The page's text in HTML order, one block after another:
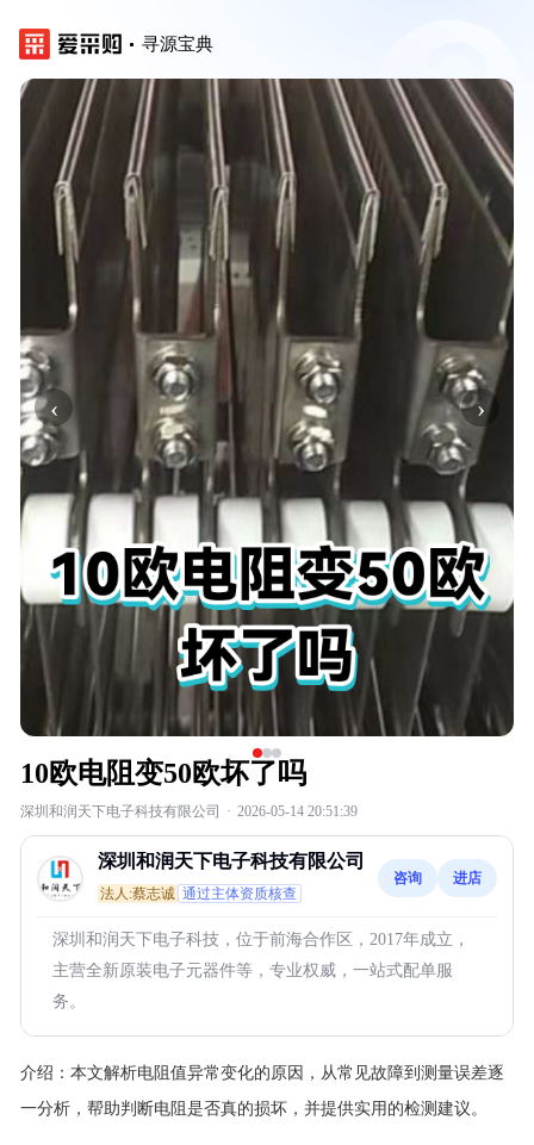
寻源宝典
‹ ›
10欧电阻变50欧坏了吗
深圳和润天下电子科技有限公司 · 2026-05-14 20:51:39
深圳和润天下电子科技有限公司
法人:蔡志诚 通过主体资质核查
咨询 进店
深圳和润天下电子科技，位于前海合作区，2017年成立，
主营全新原装电子元器件等，专业权威，一站式配单服
务。
介绍： 本文解析电阻值异常变化的原因，从常见故障到测量误差逐
一分析，帮助判断电阻是否真的损坏，并提供实用的检测建议。